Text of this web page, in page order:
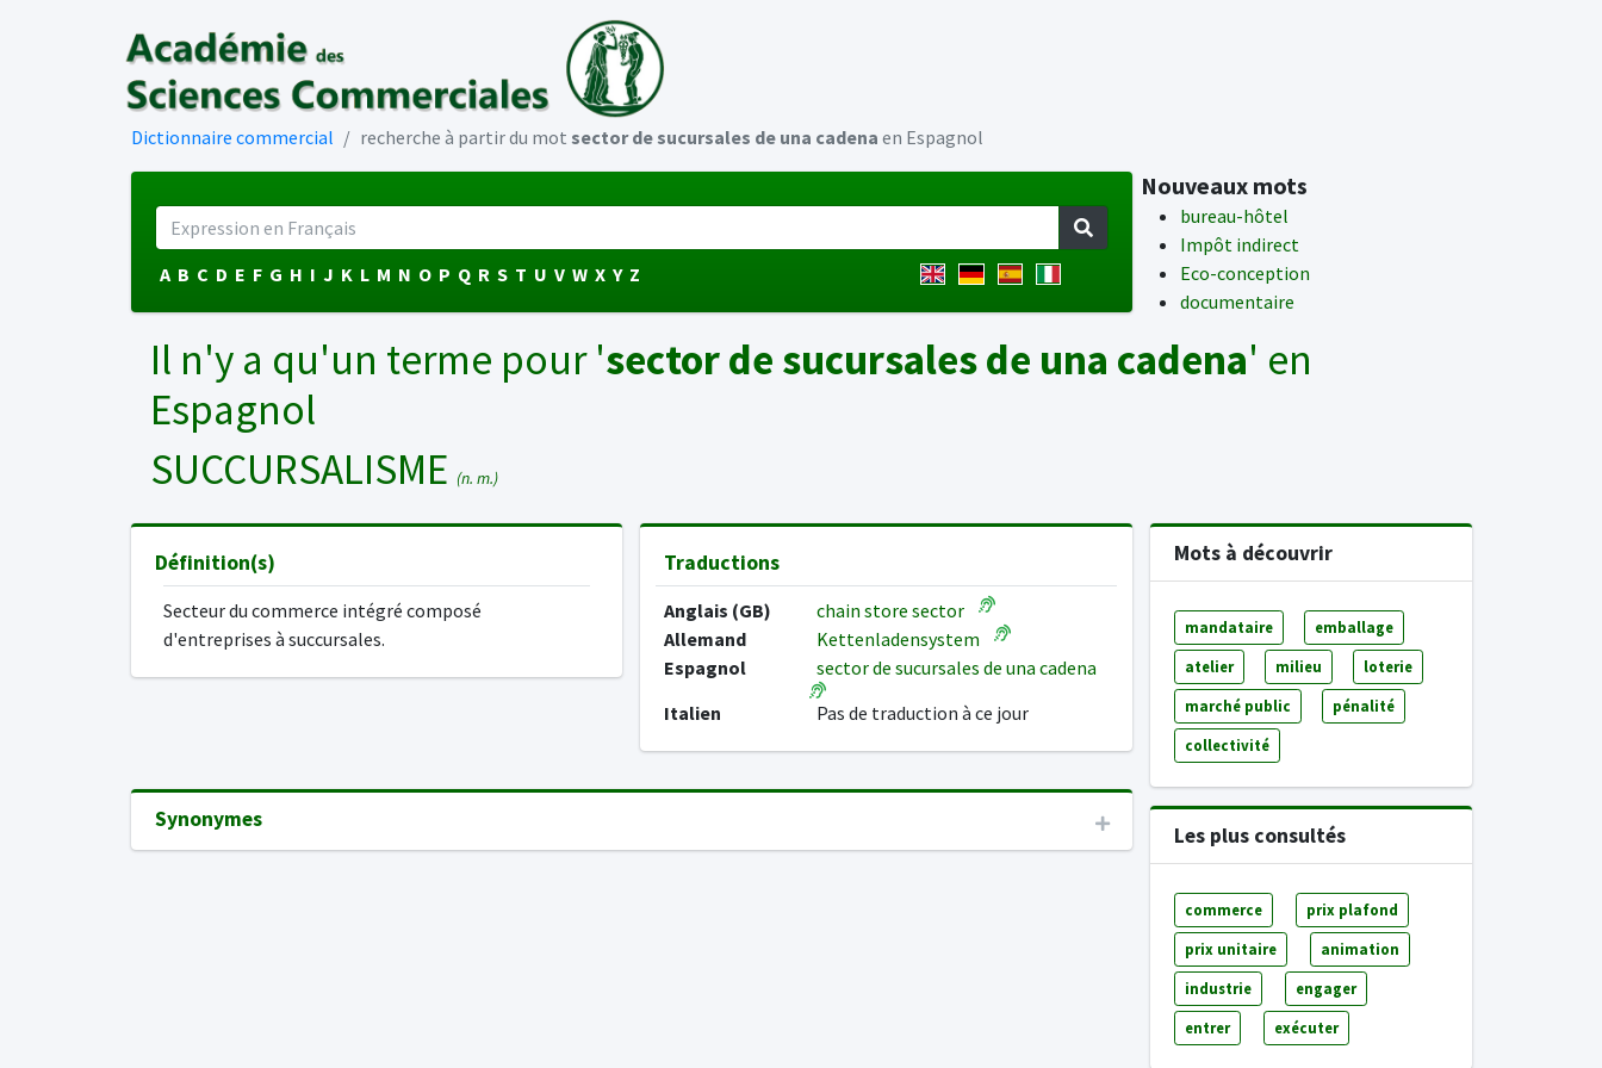
Dictionnaire commercial recherche à partir du mot sector de sucursales de una cadena en Espagnol
A B C D E F G H I J K L M N O P Q R S T U V W X Y Z
Nouveaux mots
bureau-hôtel
Impôt indirect
Eco-conception
documentaire
Il n'y a qu'un terme pour 'sector de sucursales de una cadena' en
Espagnol
SUCCURSALISME (n. m.)
Définition(s)
Secteur du commerce intégré composé
d'entreprises à succursales.
Traductions
Anglais (GB)
chain store sector
Allemand
Kettenladensystem
Espagnol
sector de sucursales de una cadena
Italien
Pas de traduction à ce jour
Synonymes
Mots à découvrir
mandataire emballage
atelier milieu loterie
marché public pénalité
collectivité
Les plus consultés
commerce prix plafond
prix unitaire animation
industrie engager
entrer exécuter